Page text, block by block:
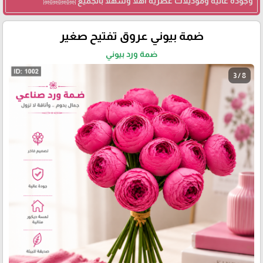
ضمة بيوني عروق تفتيح صغير
ضمة ورد بيوني
3 / 8